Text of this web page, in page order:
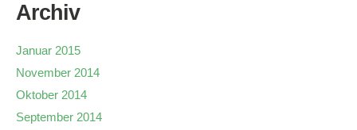
Archiv
Januar 2015
November 2014
Oktober 2014
September 2014